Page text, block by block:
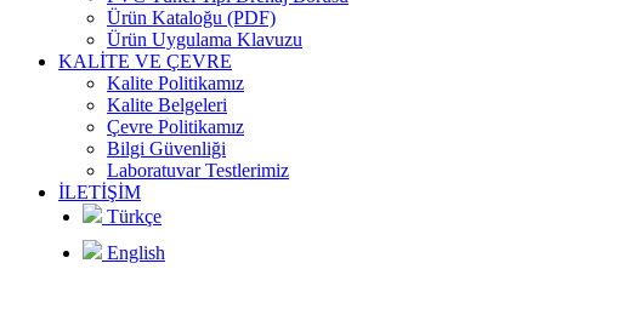
Ürün Kataloğu (PDF)
Ürün Uygulama Klavuzu
KALİTE VE ÇEVRE
Kalite Politikamız
Kalite Belgeleri
Çevre Politikamız
Bilgi Güvenliği
Laboratuvar Testlerimiz
İLETİŞİM
Türkçe
English
ilk kez 20
İhracat
m2 lik
yıllık
ton kurulu
sahiptir.